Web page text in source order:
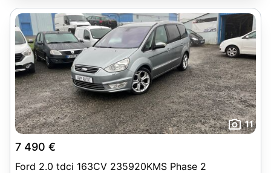
11
7 490 €
Ford 2.0 tdci 163CV 235920KMS Phase 2